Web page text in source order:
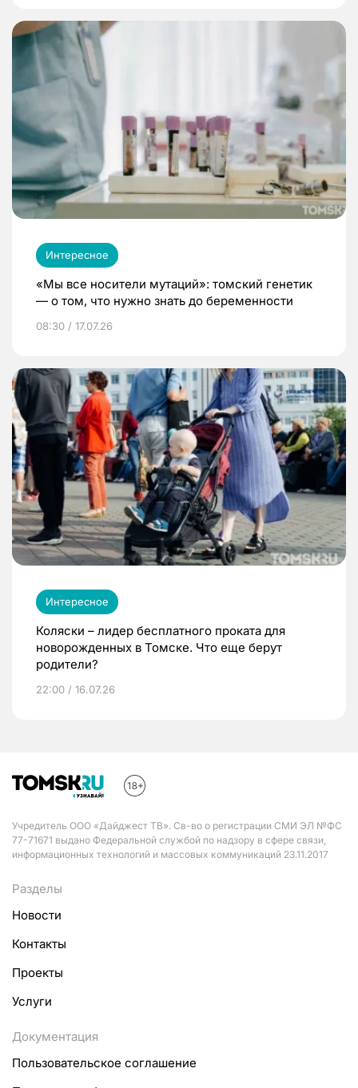
Интересное
«Мы все носители мутаций»: томский генетик
— о том, что нужно знать до беременности
08:30 / 17.07.26
Интересное
Коляски – лидер бесплатного проката для
новорожденных в Томске. Что еще берут
родители?
22:00 / 16.07.26
Учредитель ООО «Дайджест ТВ». Св-во о регистрации СМИ ЭЛ №ФС
77-71671 выдано Федеральной службой по надзору в сфере связи,
информационных технологий и массовых коммуникаций 23.11.2017
Разделы
Новости
Контакты
Проекты
Услуги
Документация
Пользовательское соглашение